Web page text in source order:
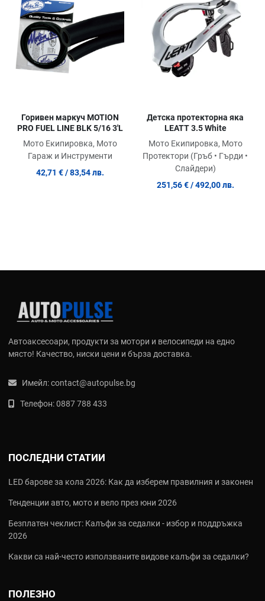
Сравни продукт
Quick View
Горивен маркуч MOTION
PRO FUEL LINE BLK 5/16 3'L
Мото Екипировка, Мото
Гараж и Инструменти
42,71 € / 83,54 лв.
Детска протекторна яка
LEATT 3.5 White
Мото Екипировка, Мото
Протектори (Гръб • Гърди •
Слайдери)
251,56 € / 492,00 лв.
Автоаксесоари, продукти за мотори и велосипеди на едно
място! Качество, ниски цени и бърза доставка.
Имейл:contact@autopulse.bg
Телефон:0887 788 433
ПОСЛЕДНИ СТАТИИ
LED барове за кола 2026: Как да изберем правилния и законен
Тенденции авто, мото и вело през юни 2026
Безплатен чеклист: Калъфи за седалки - избор и поддръжка
2026
Какви са най‑често използваните видове калъфи за седалки?
ПОЛЕЗНО